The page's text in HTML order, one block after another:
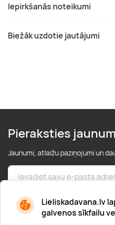
Lieliskadavana.lv
galvenos sīkfailu
Iepirkšanās noteikumi
Biežāk uzdotie jautājumi
Pieraksties
Jaunumi, atlaižu paziņojumi un
* Esmu iepazinies/usies ar